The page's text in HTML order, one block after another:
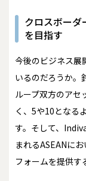
クロスボーダ
を目指す
今後のビジネス展
いるのだろうか
ループ双方のアセ
く、5や10となる
す。そして、
まれるASEANに
フォームを提供す